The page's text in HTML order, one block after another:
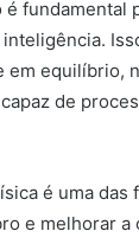
fundamental
em equilíbrio,
de
é uma das
e melhorar a